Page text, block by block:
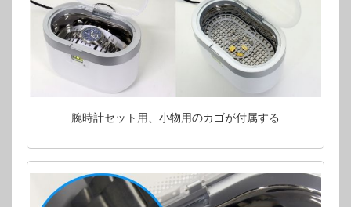
腕時計セット用、小物用のカゴが付属する